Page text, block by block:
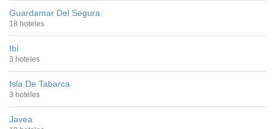
Guardamar Del Segura
18 hoteles
Ibi
3 hoteles
Isla De Tabarca
3 hoteles
Javea